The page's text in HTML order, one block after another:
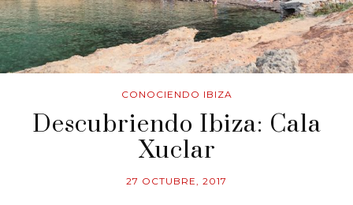
CONOCIENDO IBIZA
Descubriendo Ibiza: Cala
Xuclar
27 OCTUBRE, 2017